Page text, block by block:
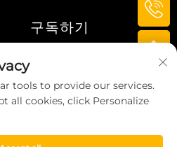
구독하기
BY LITTLE BUFFALO
CO., LTD.개인정보 처리방
tools to provide our services.
all cookies, click Personalize